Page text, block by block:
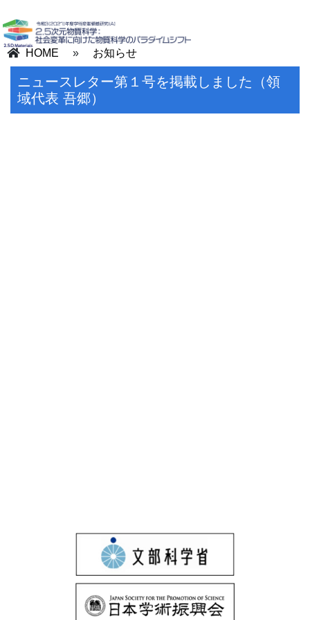
HOME » お知らせ
ニュースレター第１号を掲載しました（領
域代表 吾郷）